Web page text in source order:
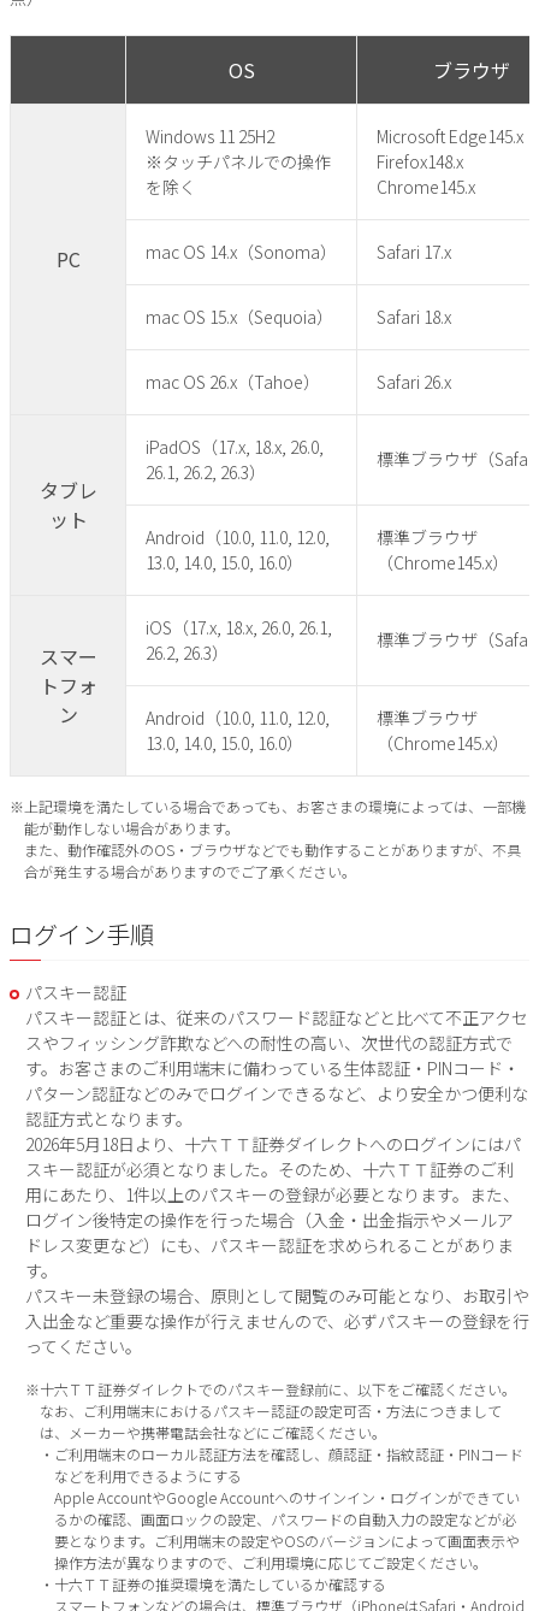
OS ブラウザ
PC
Windows 11 25H2
※タッチパネルでの操作
を除く
Microsoft Edge145.x
Firefox148.x
Chrome145.x
mac OS 14.x（Sonoma） Safari 17.x
mac OS 15.x（Sequoia） Safari 18.x
mac OS 26.x（Tahoe） Safari 26.x
タブレ
ット
iPadOS（17.x, 18.x, 26.0,
26.1, 26.2, 26.3）
標準ブラウザ（
Android（10.0, 11.0, 12.0,
13.0, 14.0, 15.0, 16.0）
標準ブラウザ
（Chrome145.x）
スマー
トフォ
ン
iOS（17.x, 18.x, 26.0, 26.1,
26.2, 26.3）
標準ブラウザ（
Android（10.0, 11.0, 12.0,
13.0, 14.0, 15.0, 16.0）
標準ブラウザ
（Chrome145.x）
※上記環境を満たしている場合であっても、お客さまの環境によっては、一部機
能が動作しない場合があります。
また、動作確認外のOS・ブラウザなどでも動作することがありますが、不具
合が発生する場合がありますのでご了承ください。
ログイン手順
パスキー認証
パスキー認証とは、従来のパスワード認証などと比べて不正アクセ
スやフィッシング詐欺などへの耐性の高い、次世代の認証方式で
す。お客さまのご利用端末に備わっている生体認証・PINコード・
パターン認証などのみでログインできるなど、より安全かつ便利な
認証方式となります。
2026年5月18日より、十六ＴＴ証券ダイレクトへのログインにはパ
スキー認証が必須となりました。そのため、十六ＴＴ証券のご利
用にあたり、1件以上のパスキーの登録が必要となります。また、
ログイン後特定の操作を行った場合（入金・出金指示やメールア
ドレス変更など）にも、パスキー認証を求められることがありま
す。
パスキー未登録の場合、原則として閲覧のみ可能となり、お取引や
入出金など重要な操作が行えませんので、必ずパスキーの登録を行
ってください。
※十六ＴＴ証券ダイレクトでのパスキー登録前に、以下をご確認ください。
なお、ご利用端末におけるパスキー認証の設定可否・方法につきまして
は、メーカーや携帯電話会社などにご確認ください。
・ご利用端末のローカル認証方法を確認し、顔認証・指紋認証・PINコード
などを利用できるようにする
Apple AccountやGoogle Accountへのサインイン・ログインができてい
るかの確認、画面ロックの設定、パスワードの自動入力の設定などが必
要となります。ご利用端末の設定やOSのバージョンによって画面表示や
操作方法が異なりますので、ご利用環境に応じてご設定ください。
・十六ＴＴ証券の推奨環境を満たしているか確認する
スマートフォンなどの場合は、標準ブラウザ（iPhoneはSafari・Android